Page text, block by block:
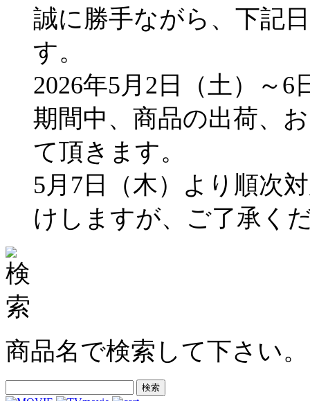
誠に勝手ながら、下記
す。
2026年5月2日（土）～6
期間中、商品の出荷、
て頂きます。
5月7日（木）より順次
けしますが、ご了承く
商品名で検索して下さい。